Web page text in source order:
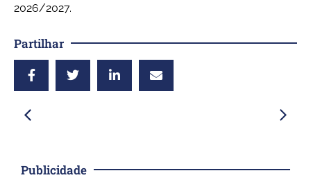
2026/2027.
Partilhar
Publicidade